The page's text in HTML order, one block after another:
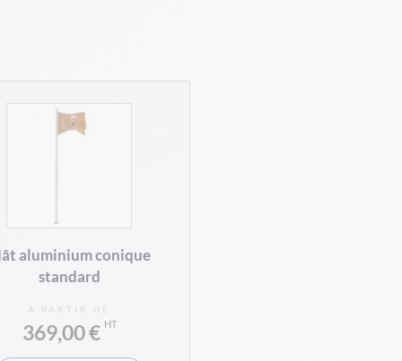
aluminium conique
standard
À PARTIR DE
369,00 €